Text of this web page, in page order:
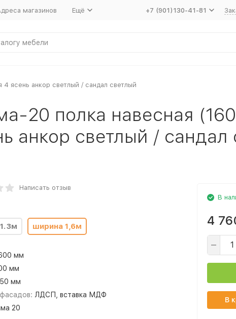
магазинов Ещё +7 (901)130-41-81
ясень анкор светлый / сандал светлый
20 полка навесная
анкор светлый / сандал
Написать отзыв
ширина 1,6м
мм
мм
мм
ЛДСП, вставка МДФ
20
В
4
В